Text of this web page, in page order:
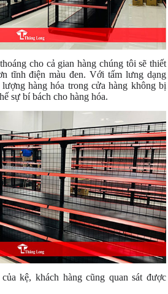
cho cả gian hàng chúng tôi sẽ thiết
tĩnh điện màu đen. Với tấm lưng dạng
hàng hóa trong cửa hàng không bị
sự bí bách cho hàng hóa.
kệ, khách hàng cũng quan sát được